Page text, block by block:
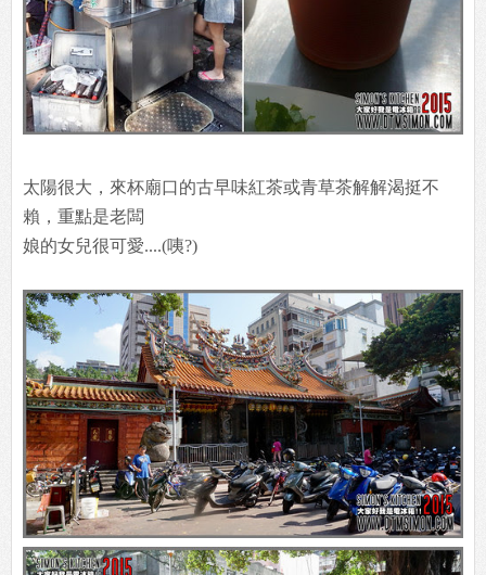
太陽很大，來杯廟口的古早味紅茶或青草茶解解渴挺不
賴，重點是老闆
娘的女兒很可愛....(咦?)